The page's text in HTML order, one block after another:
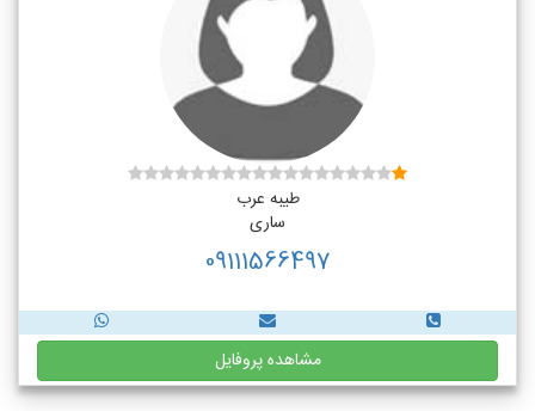
طیبه عرب
ساری
09111566497
مشاهده پروفایل